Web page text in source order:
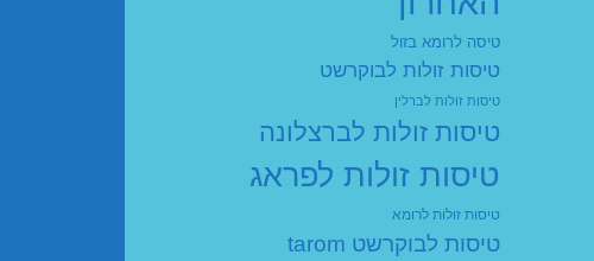
טיסה לרומא בזול
טיסות זולות לבוקרשט
טיסות זולות לברלין
טיסות זולות לברצלונה
טיסות זולות לפראג
טיסות זולות לרומא
טיסות לבוקרשט tarom